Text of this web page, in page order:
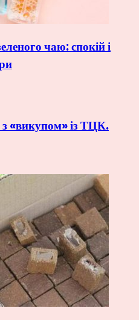
чаю: спокій і
«викупом» із ТЦК.